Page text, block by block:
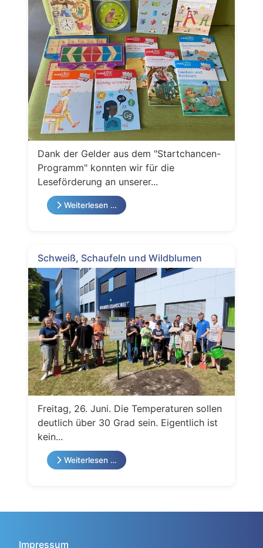
Dank der Gelder aus dem "Startchancen-
Programm" konnten wir für die
Leseförderung an unserer...
Weiterlesen …
Schweiß, Schaufeln und Wildblumen
Freitag, 26. Juni. Die Temperaturen sollen
deutlich über 30 Grad sein. Eigentlich ist
kein...
Weiterlesen …
Impressum